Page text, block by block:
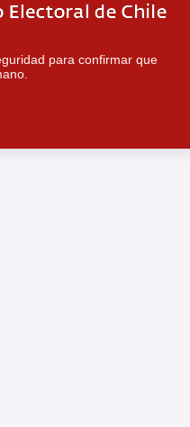
para confirmar que